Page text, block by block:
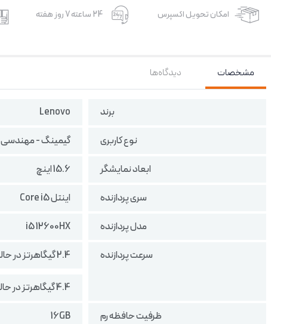
امکان تحویل اکسپرس 24 ساعته 7 روز هفته
مشخصات دیدگاه‌ها
برند
Lenovo
نوع کاربری
گیمینگ - مهندسی
ابعاد نمایشگر
15.6 اینچ
سری پردازنده
اینتل Core i5
مدل پردازنده
i5 12600HX
سرعت پردازنده
2.4 گیگاهرتز در حالت پایه
4.4 گیگاهرتز در حالت بوست
ظرفیت حافظه رم
16GB